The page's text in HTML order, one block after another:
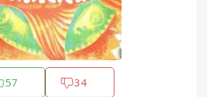
57 34